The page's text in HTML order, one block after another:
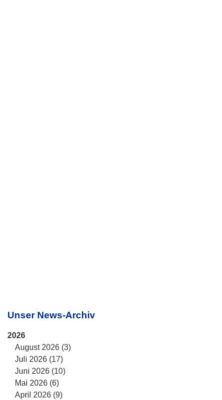
Unser News-Archiv
2026
August 2026 (3)
Juli 2026 (17)
Juni 2026 (10)
Mai 2026 (6)
April 2026 (9)